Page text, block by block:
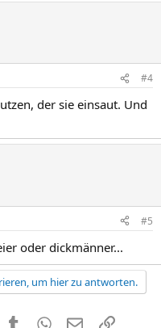
#4
der sie einsaut. Und
#5
oder dickmänner...
um hier zu antworten.
Tumblr WhatsApp
E-MailLink